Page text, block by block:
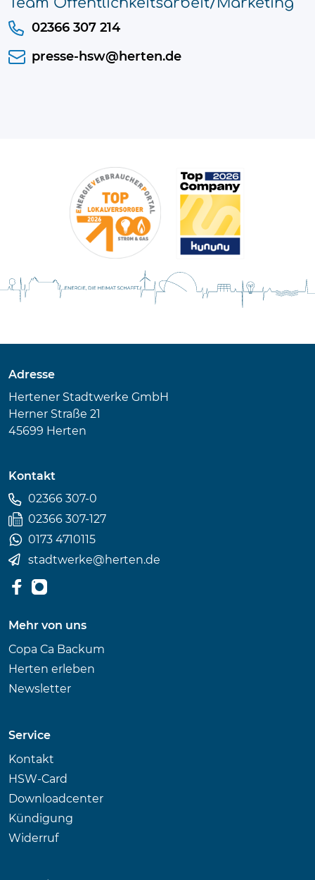
02366 307 214
presse-hsw@herten.de
Adresse
Hertener Stadtwerke GmbH
Herner Straße 21
45699 Herten
Kontakt
02366 307-0
02366 307-127
0173 4710115
stadtwerke@herten.de
Mehr von uns
Copa Ca Backum
Herten erleben
Newsletter
Service
Kontakt
HSW-Card
Downloadcenter
Kündigung
Widerruf